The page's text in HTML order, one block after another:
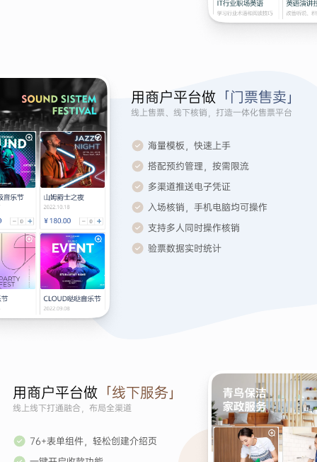
用商户平台做 「门票售卖」
线上售票、线下核销，打造一体化售票平台
海量模板，快速上手
搭配预约管理，按需限流
多渠道推送电子凭证
入场核销，手机电脑均可操作
支持多人同时操作核销
验票数据实时统计
用商户平台做「线下服务」
线上线下打通融合，布局全渠道
76+表单组件，轻松创建介绍页